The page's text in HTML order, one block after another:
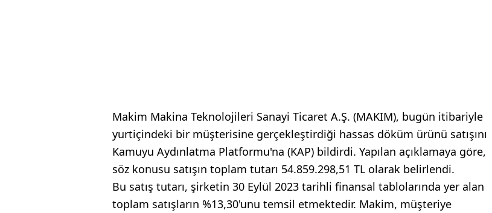
Makim Makina Teknolojileri Sanayi Ticaret A.Ş. (MAKIM), bugün itibariyle
yurtiçindeki bir müşterisine gerçekleştirdiği hassas döküm ürünü satışını
Kamuyu Aydınlatma Platformu'na (KAP) bildirdi. Yapılan açıklamaya göre,
söz konusu satışın toplam tutarı 54.859.298,51 TL olarak belirlendi.
Bu satış tutarı, şirketin 30 Eylül 2023 tarihli finansal tablolarında yer alan
toplam satışların %13,30'unu temsil etmektedir. Makim, müşteriye